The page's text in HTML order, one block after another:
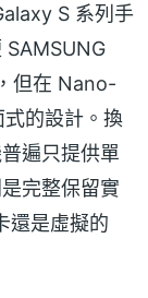
S 系列手
SAMSUNG
但在 Nano-
的設計。換
遍只提供單
完整保留實
還是虛擬的